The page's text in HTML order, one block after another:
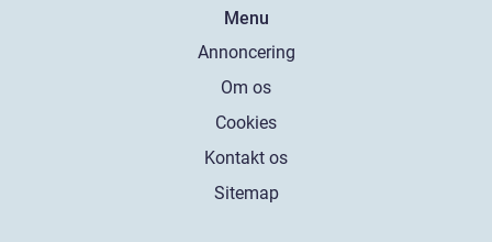
Menu
Annoncering
Om os
Cookies
Kontakt os
Sitemap